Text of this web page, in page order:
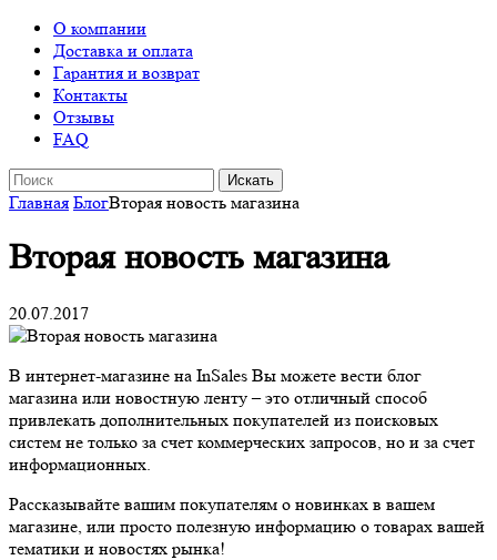
О компании
Доставка и оплата
Гарантия и возврат
Контакты
Отзывы
FAQ
Главная БлогВторая новость магазина
Вторая новость магазина
20.07.2017
В интернет-магазине на InSales Вы можете вести блог
магазина или новостную ленту – это отличный способ
привлекать дополнительных покупателей из поисковых
систем не только за счет коммерческих запросов, но и за счет
информационных.
Рассказывайте вашим покупателям о новинках в вашем
магазине, или просто полезную информацию о товарах вашей
тематики и новостях рынка!